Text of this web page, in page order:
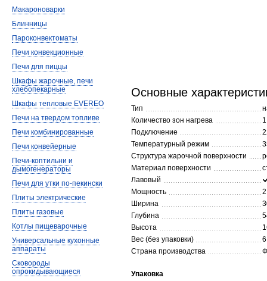
Основные
Тип
Количество зон нагрева
1
Подключение
Температурный режим
Структура жарочной поверхности
Материал поверхности
Лавовый
Мощность
Ширина
Глубина
Высота
Вес (без упаковки)
6
Страна производства
Упаковка
Макароноварки
Блинницы
Пароконвектоматы
Печи конвекционные
Печи для пиццы
Шкафы жарочные, печи
хлебопекарные
Шкафы тепловые EVEREO
Печи на твердом топливе
Печи комбинированные
Печи конвейерные
Печи-коптильни и
дымогенераторы
Печи для утки по-пекински
Плиты электрические
Плиты газовые
Котлы пищеварочные
Универсальные кухонные
аппараты
Сковороды
опрокидывающиеся